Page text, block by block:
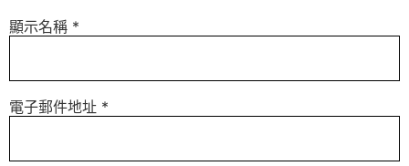
顯示名稱 *
電子郵件地址 *